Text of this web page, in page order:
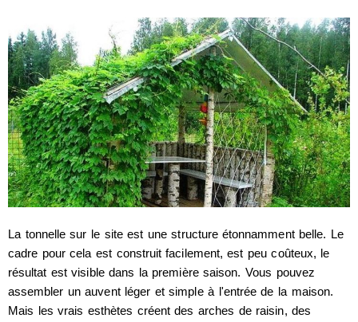
La tonnelle sur le site est une structure étonnamment belle. Le
cadre pour cela est construit facilement, est peu coûteux, le
résultat est visible dans la première saison. Vous pouvez
assembler un auvent léger et simple à l'entrée de la maison.
Mais les vrais esthètes créent des arches de raisin, des